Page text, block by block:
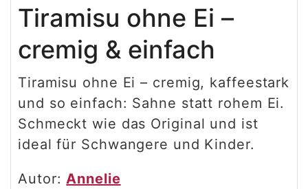
Tiramisu ohne Ei –
cremig & einfach
Tiramisu ohne Ei – cremig, kaffeestark
und so einfach: Sahne statt rohem Ei.
Schmeckt wie das Original und ist
ideal für Schwangere und Kinder.
Autor:Annelie